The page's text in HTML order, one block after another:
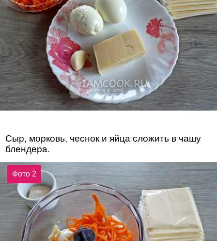
Сыр, морковь, чеснок и яйца сложить в чашу
блендера.
Фото 2